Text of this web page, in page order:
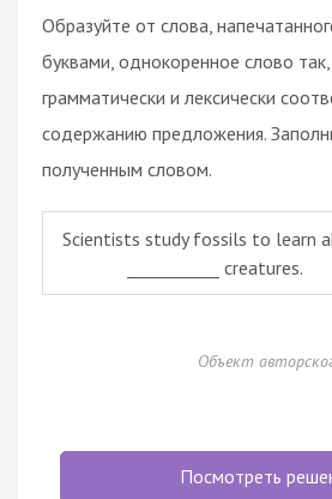
Образуйте от слова,
буквами, однокоренное слово
грамматически и лексически
содержанию предложения.
полученным словом.
Scientists study fossils to learn
___________ creatures.
Объект
Посмотреть